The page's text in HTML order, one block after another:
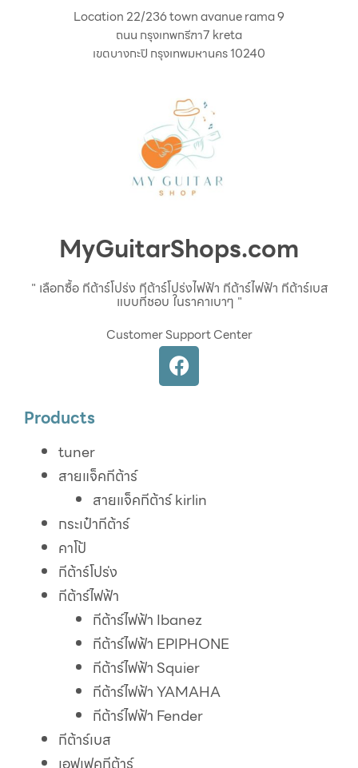
Products
tuner
สายแจ็คกีต้าร์
สายแจ็คกีต้าร์ kirlin
กระเป๋ากีต้าร์
คาโป้
กีต้าร์โปร่ง
กีต้าร์ไฟฟ้า
กีต้าร์ไฟฟ้า Ibanez
กีต้าร์ไฟฟ้า EPIPHONE
กีต้าร์ไฟฟ้า Squier
กีต้าร์ไฟฟ้า YAMAHA
กีต้าร์ไฟฟ้า Fender
กีต้าร์เบส
เอฟเฟคกีต้าร์
MyGuitarShops.com
" เลือกซื้อ กีต้าร์โปร่ง กีต้าร์โปร่งไฟฟ้า กีต้าร์ไฟฟ้า กีต้าร์เบส
แบบที่ชอบ ในราคาเบาๆ "
Customer Support Center
Location 22/236 town avanue rama 9
ถนน กรุงเทพกรีฑา7 kreta
เขตบางกะปิ กรุงเทพมหานคร 10240